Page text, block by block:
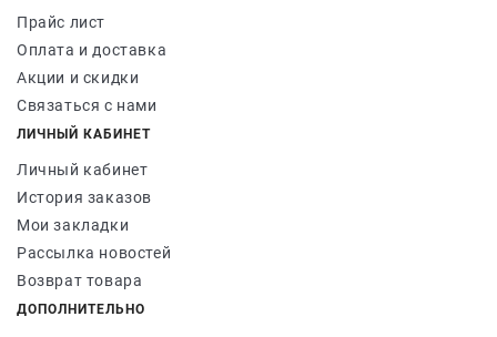
Прайс лист
Оплата и доставка
Акции и скидки
Связаться с нами
ЛИЧНЫЙ КАБИНЕТ
Личный кабинет
История заказов
Мои закладки
Рассылка новостей
Возврат товара
ДОПОЛНИТЕЛЬНО